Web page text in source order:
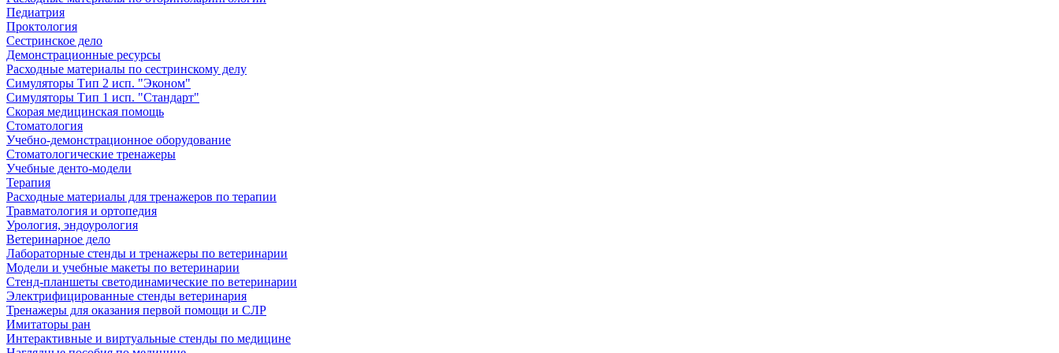
Педиатрия
Проктология
Сестринское дело
Демонстрационные ресурсы
Расходные материалы по сестринскому делу
Симуляторы Тип 2 исп. "Эконом"
Симуляторы Тип 1 исп. "Стандарт"
Скорая медицинская помощь
Стоматология
Учебно-демонстрационное оборудование
Стоматологические тренажеры
Учебные денто-модели
Терапия
Расходные материалы для тренажеров по терапии
Травматология и ортопедия
Урология, эндоурология
Ветеринарное дело
Лабораторные стенды и тренажеры по ветеринарии
Модели и учебные макеты по ветеринарии
Стенд-планшеты светодинамические по ветеринарии
Электрифицированные стенды ветеринария
Тренажеры для оказания первой помощи и СЛР
Имитаторы ран
Интерактивные и виртуальные стенды по медицине